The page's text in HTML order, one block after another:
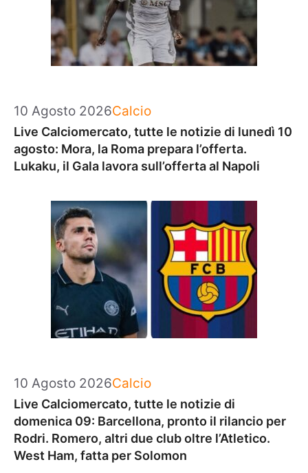
10 Agosto 2026Categorie
Calcio
Live Calciomercato, tutte le notizie di lunedì 10
agosto: Mora, la Roma prepara l’offerta.
Lukaku, il Gala lavora sull’offerta al Napoli
10 Agosto 2026Categorie
Calcio
Live Calciomercato, tutte le notizie di
domenica 09: Barcellona, pronto il rilancio per
Rodri. Romero, altri due club oltre l’Atletico.
West Ham, fatta per Solomon